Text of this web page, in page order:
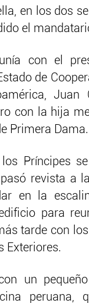
en los dos
el
con el
de
Juan
con la hija
Primera Dama.
Príncipes
revista a
en la
para
tarde con
Exteriores.
un
peruana,